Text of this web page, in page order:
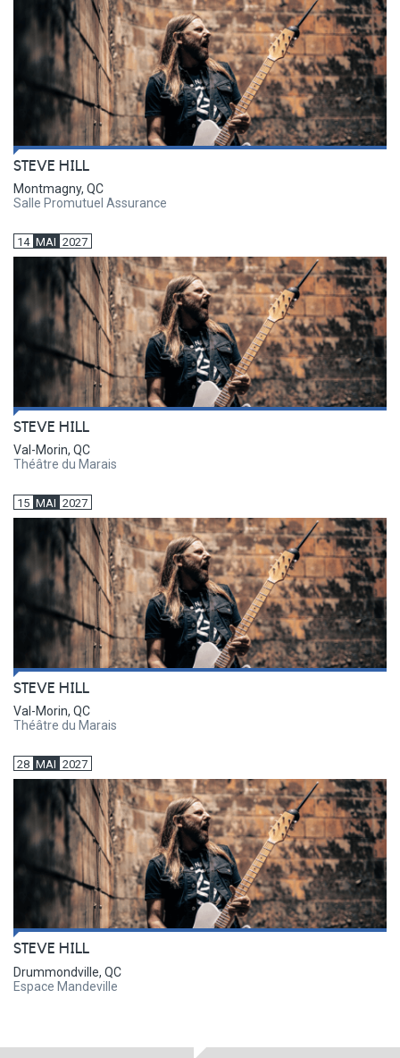
STEVE HILL
Montmagny, QC
Salle Promutuel Assurance
14 MAI 2027
STEVE HILL
Val-Morin, QC
Théâtre du Marais
15 MAI 2027
STEVE HILL
Val-Morin, QC
Théâtre du Marais
28 MAI 2027
STEVE HILL
Drummondville, QC
Espace Mandeville